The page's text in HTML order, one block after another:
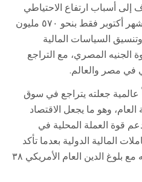
إلى أسباب ارتفاع الاحتياطي
النقدي الأجنبي المصري خلال شهر أكتوبر فقط بنحو ٥٧٠ مليون
السياسات المالية
المصري، مع التراجع
في مصر والعالم.
جعلته يتراجع في سوق
منذ بداية العام، وهو ما يجعل الاقتصاد
قوة العملة المحلية في
المالية الدولية بعدما تأكد
للجميع أن الدولار بدأ يفقد بريقه مع بلوغ الدين العام الأمريكي ٣٨